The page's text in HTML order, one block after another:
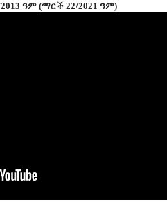
ዓም (ማርች 22/2021 ዓም)